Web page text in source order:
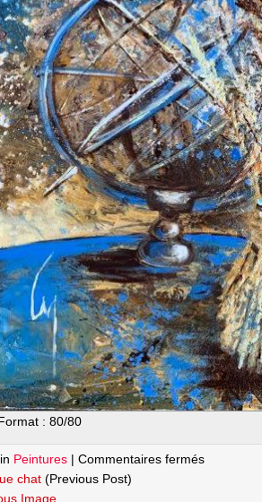
: 80/80
Peintures |Commentaires ferméssur
chat (Previous Post)
Image